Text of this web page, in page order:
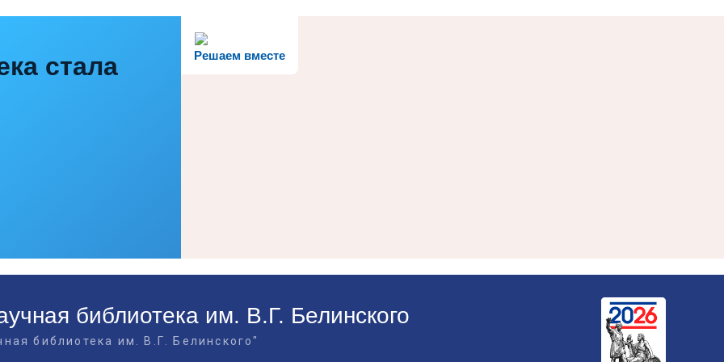
Решаем вместе
стала
библиотека им. В.Г. Белинского
библиотека им. В.Г. Белинского"